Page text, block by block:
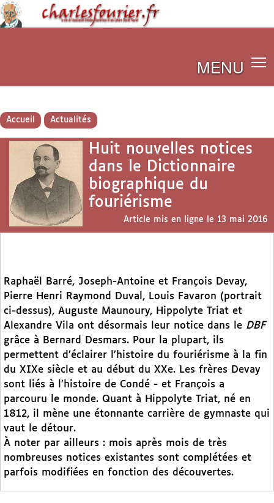
MENU
Accueil Actualités
Huit nouvelles notices
dans le Dictionnaire
biographique du
fouriérisme
Article mis en ligne le 13 mai 2016
Raphaël Barré, Joseph-Antoine et François Devay,
Pierre Henri Raymond Duval, Louis Favaron (portrait
ci-dessus), Auguste Maunoury, Hippolyte Triat et
Alexandre Vila ont désormais leur notice dans le DBF
grâce à Bernard Desmars. Pour la plupart, ils
permettent d’éclairer l’histoire du fouriérisme à la fin
du XIXe siècle et au début du XXe. Les frères Devay
sont liés à l’histoire de Condé - et François a
parcouru le monde. Quant à Hippolyte Triat, né en
1812, il mène une étonnante carrière de gymnaste qui
vaut le détour.
À noter par ailleurs : mois après mois de très
nombreuses notices existantes sont complétées et
parfois modifiées en fonction des découvertes.